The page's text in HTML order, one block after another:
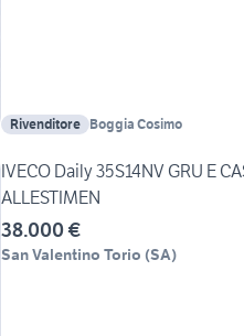
Rivenditore Boggia Cosimo
IVECO Daily 35S14NV GRU E
ALLESTIMEN
38.000 €
San Valentino Torio (SA)